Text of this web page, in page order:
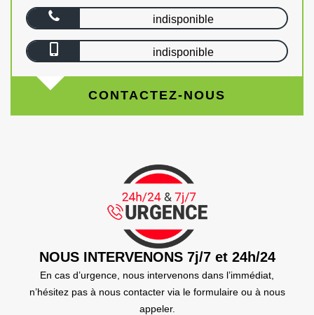
indisponible
indisponible
CONTACTEZ-NOUS
NOUS INTERVENONS 7j/7 et 24h/24
En cas d’urgence, nous intervenons dans l’immédiat,
n’hésitez pas à nous contacter via le formulaire ou à nous
appeler.